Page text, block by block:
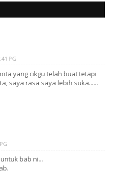
PG
yang cikgu telah buat tetapi
saya rasa saya lebih suka......
bab ni...